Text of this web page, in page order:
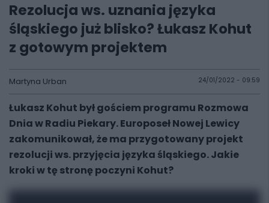
Rezolucja ws. uznania języka
śląskiego już blisko? Łukasz Kohut
z gotowym projektem
Martyna Urban 24/01/2022 - 09:59
Łukasz Kohut był gościem programu Rozmowa
Dnia w Radiu Piekary. Europoseł Nowej Lewicy
zakomunikował, że ma przygotowany projekt
rezolucji ws. przyjęcia języka śląskiego. Jakie
kroki w tę stronę poczyni Kohut?